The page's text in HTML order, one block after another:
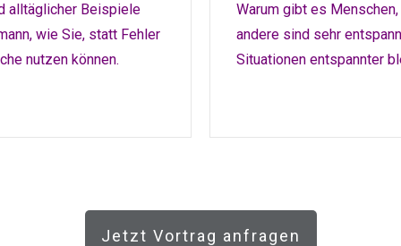
alltäglicher Beispiele
wie Sie, statt Fehler
nutzen können.
Warum gibt es
andere sind sehr
Situationen entspannter
Jetzt Vortrag anfragen